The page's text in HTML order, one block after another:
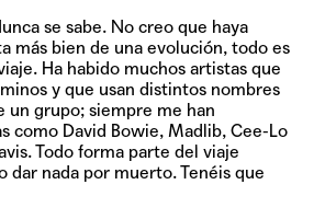
se sabe. No creo que haya
más bien de una evolución, todo es
Ha habido muchos artistas que
y que usan distintos nombres
un grupo; siempre me han
como David Bowie, Madlib, Cee-Lo
Todo forma parte del viaje
dar nada por muerto. Tenéis que